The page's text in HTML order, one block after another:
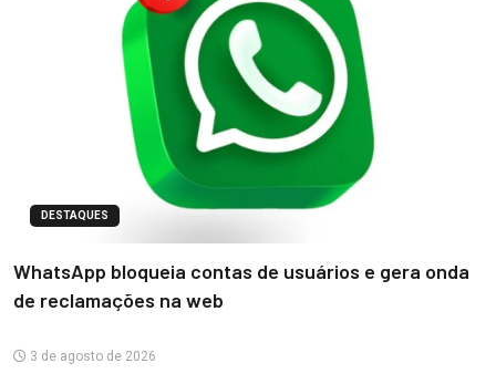
DESTAQUES
WhatsApp bloqueia contas de usuários e gera onda
de reclamações na web
3 de agosto de 2026